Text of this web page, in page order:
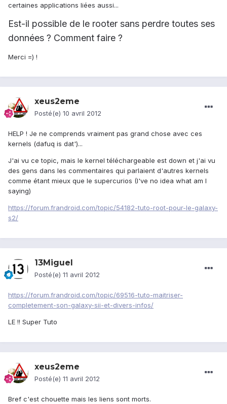
certaines applications liées aussi...
Est-il possible de le rooter sans perdre toutes ses
données ? Comment faire ?
Merci =) !
xeus2eme
Posté(e) 10 avril 2012
HELP ! Je ne comprends vraiment pas grand chose avec ces
kernels (dafuq is dat')...
J'ai vu ce topic, mais le kernel téléchargeable est down et j'ai vu
des gens dans les commentaires qui parlaient d'autres kernels
comme étant mieux que le supercurios (I've no idea what am I
saying)
https://forum.frandroid.com/topic/54182-tuto-root-pour-le-galaxy-
s2/
13Miguel
Posté(e) 11 avril 2012
https://forum.frandroid.com/topic/69516-tuto-maitriser-
completement-son-galaxy-sii-et-divers-infos/
LE !! Super Tuto
xeus2eme
Posté(e) 11 avril 2012
Bref c'est chouette mais les liens sont morts.